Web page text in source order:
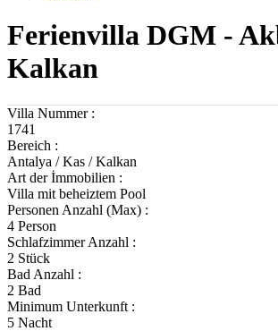
Ferienvilla DGM -
Kalkan
Villa Nummer :
1741
Bereich :
Antalya / Kas / Kalkan
Art der İmmobilien :
Villa mit beheiztem Pool
Personen Anzahl (Max) :
4 Person
Schlafzimmer Anzahl :
2 Stück
Bad Anzahl :
2 Bad
Minimum Unterkunft :
5 Nacht